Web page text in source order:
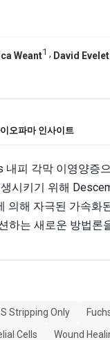
Weant1 , David
오파마 인사이트
내피 각막 이영양증
시키기 위해
의해 자극된 가속화
하는 새로운 방법론
Stripping Only
Cells
Wound